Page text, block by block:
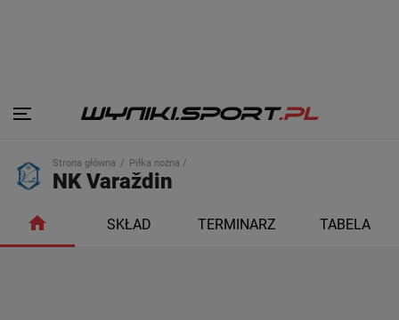
Strona główna Piłka nożna /
NK Varaždin
SKŁAD TERMINARZ TABELA